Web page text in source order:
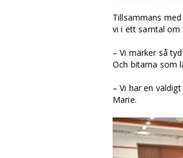
Tillsammans
vi i ett samtal om
– Vi märker så
Och bitarna som
– Vi har en
Marie.